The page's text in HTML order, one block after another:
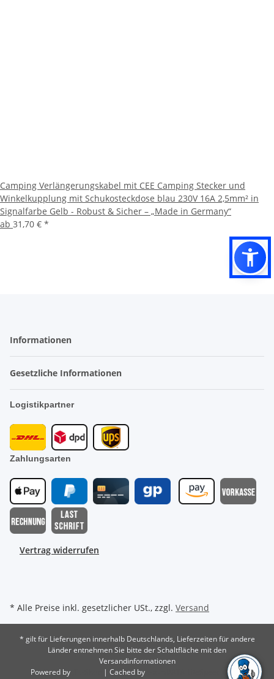
Camping Verlängerungskabel mit CEE Camping Stecker und
Winkelkupplung mit Schukosteckdose blau 230V 16A 2,5mm² in
Signalfarbe Gelb - Robust & Sicher – „Made in Germany“
ab 31,70 € *
Informationen
Gesetzliche Informationen
Logistikpartner
Zahlungsarten
Vertrag widerrufen
* Alle Preise inkl. gesetzlicher USt., zzgl. Versand
* gilt für Lieferungen innerhalb Deutschlands, Lieferzeiten für andere
Länder entnehmen Sie bitte der Schaltfläche mit den
Versandinformationen
Powered by
| Cached by ecomDATA LiteSpeed Cache